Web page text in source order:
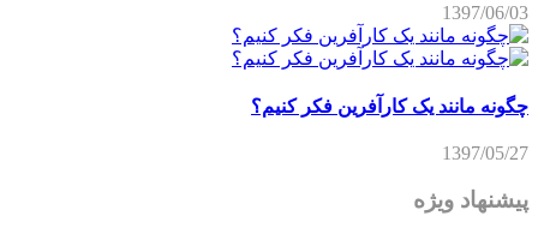
1397/06/03
چگونه مانند یک کارآفرین فکر کنیم؟
1397/05/27
پیشنهاد ویژه